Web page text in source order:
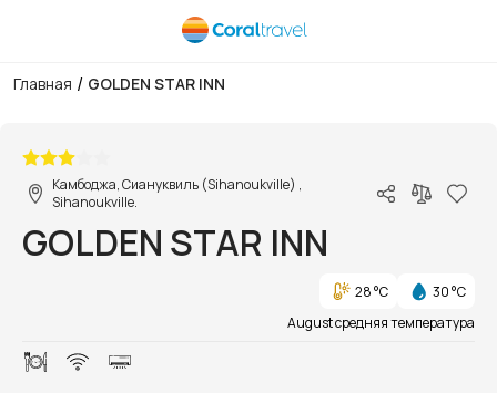
Главная / GOLDEN STAR INN
Камбоджа, Сиануквиль (Sihanoukville) ,
Sihanoukville.
GOLDEN STAR INN
28 °C
30 °C
August средняя температура